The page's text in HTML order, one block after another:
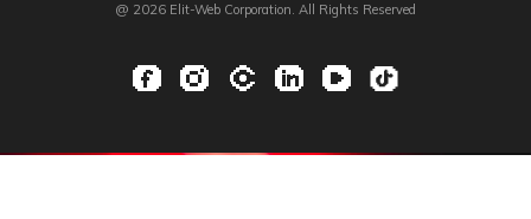
@ 2026 Elit-Web Corporation. All Rights Reserved